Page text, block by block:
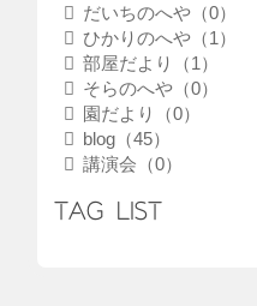
だいちのへや（0）
ひかりのへや（1）
部屋だより（1）
そらのへや（0）
園だより（0）
blog（45）
講演会（0）
TAG LIST